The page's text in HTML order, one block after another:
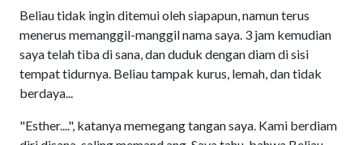
Beliau tidak ingin ditemui oleh siapapun, namun terus
menerus memanggil-manggil nama saya. 3 jam kemudian
saya telah tiba di sana, dan duduk dengan diam di sisi
tempat tidurnya. Beliau tampak kurus, lemah, dan tidak
berdaya...
"Esther....", katanya memegang tangan saya. Kami berdiam